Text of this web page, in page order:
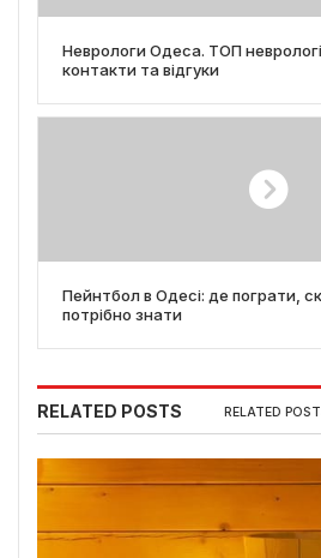
Неврологи Одеса. ТОП
контакти та відгуки
Пейнтбол в Одесі: де пограти,
потрібно знати
RELATED POSTS RELATED